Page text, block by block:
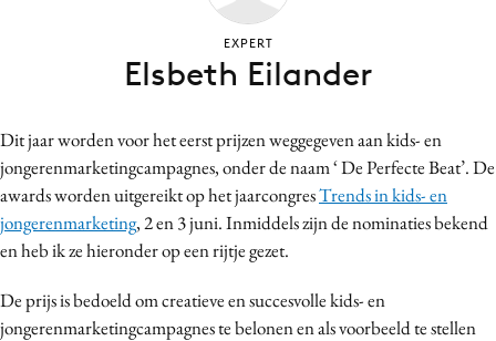
Craft
Customer Experience
Data & Insights
Design
Diversiteit
Dit jaar worden voor het eerst prijzen weggegeven aan kids- en
jongerenmarketingcampagnes, onder de naam ‘ De Perfecte Beat’. De
awards worden uitgereikt op het jaarcongresTrends in kids- en
jongerenmarketing, 2 en 3 juni. Inmiddels zijn de nominaties bekend
en heb ik ze hieronder op een rijtje gezet.
De prijs is bedoeld om creatieve en succesvolle kids- en
jongerenmarketingcampagnes te belonen en als voorbeeld te stellen
EXPERT
Elsbeth Eilander